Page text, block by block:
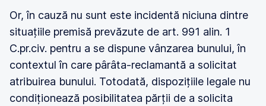
Or, în cauză nu sunt este incidentă niciuna dintre
situațiile premisă prevăzute de art. 991 alin. 1
C.pr.civ. pentru a se dispune vânzarea bunului, în
contextul în care pârâta-reclamantă a solicitat
atribuirea bunului. Totodată, dispozițiile legale nu
condiționează posibilitatea părții de a solicita